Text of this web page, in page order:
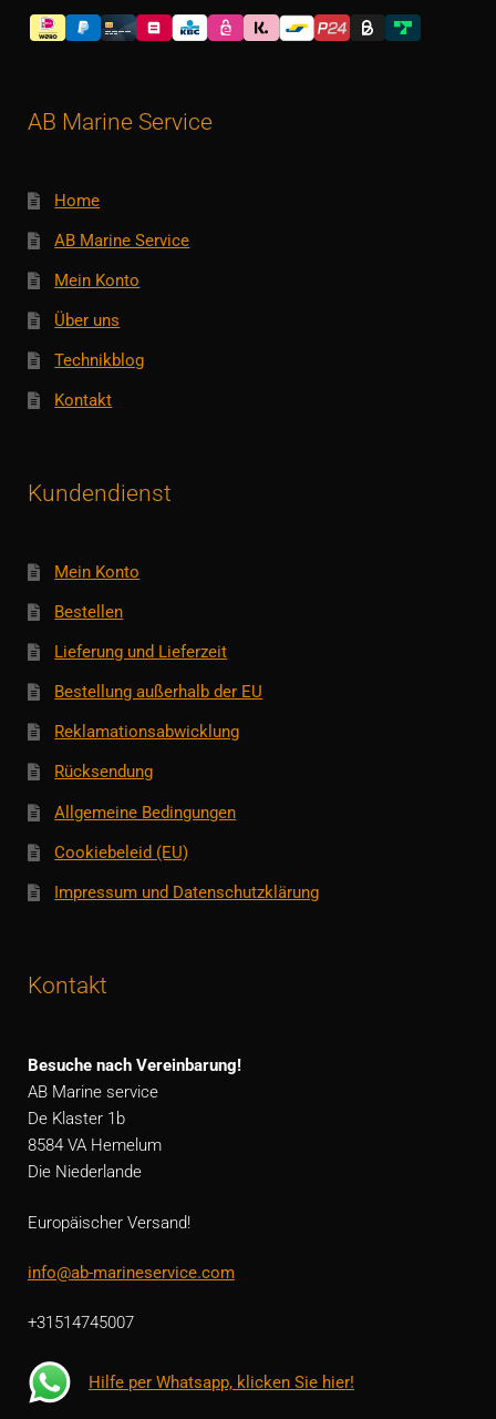
AB Marine Service
Home
AB Marine Service
Mein Konto
Über uns
Technikblog
Kontakt
Kundendienst
Mein Konto
Bestellen
Lieferung und Lieferzeit
Bestellung außerhalb der EU
Reklamationsabwicklung
Rücksendung
Allgemeine Bedingungen
Cookiebeleid (EU)
Impressum und Datenschutzklärung
Kontakt
Besuche nach Vereinbarung!
AB Marine service
De Klaster 1b
8584 VA Hemelum
Die Niederlande
Europäischer Versand!
info@ab-marineservice.com
+31514745007
Hilfe per Whatsapp, klicken Sie hier!